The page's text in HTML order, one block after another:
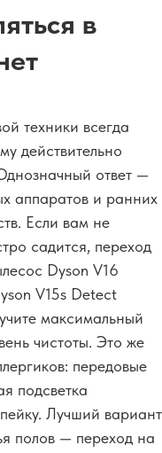
в
техники всегда
действительно
ответ —
аппаратов и ранних
Если вам не
садится, переход
Dyson V16
V15s Detect
максимальный
чистоты. Это же
передовые
подсветка
Лучший вариант
полов — переход на